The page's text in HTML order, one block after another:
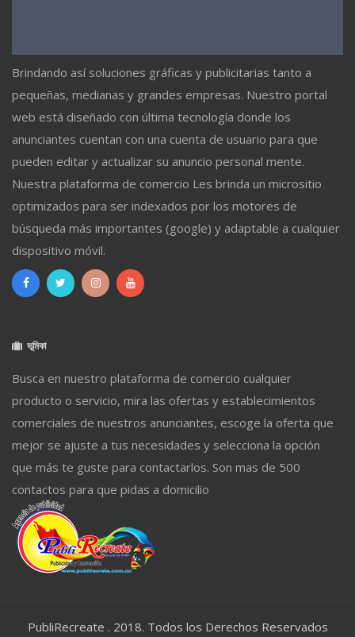
Brindando así soluciones gráficas y publicitarias tanto a
pequeñas, medianas y grandes empresas. Nuestro portal
web está diseñado con última tecnología donde los
anunciantes cuentan con una cuenta de usuario para que
pueden editar y actualizar su anuncio personal mente.
Nuestra plataforma de comercio Les brinda un micrositio
optimizados para ser indexados por los motores de
búsqueda más importantes (google) y adaptable a cualquier
dispositivo móvil.
ভূমিকা
Busca en nuestro plataforma de comercio cualquier
producto o servicio, mira las ofertas y establecimientos
comerciales de nuestros anunciantes, escoge la oferta que
mejor se ajuste a tus necesidades y selecciona la opción
que más te guste para contactarlos. Son mas de 500
contactos para que pidas a domicilio
PubliRecreate . 2018. Todos los Derechos Reservados